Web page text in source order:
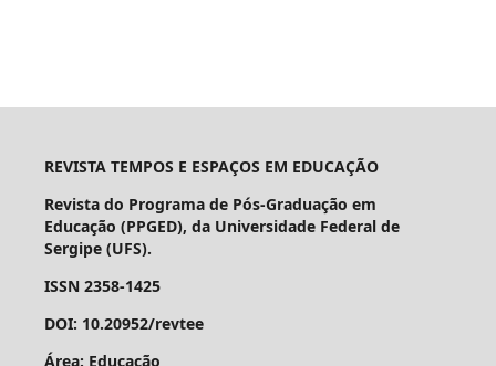
REVISTA TEMPOS E ESPAÇOS EM EDUCAÇÃO
Revista do Programa de Pós-Graduação em
Educação (PPGED), da Universidade Federal de
Sergipe (UFS).
ISSN 2358-1425
DOI: 10.20952/revtee
Área: Educação